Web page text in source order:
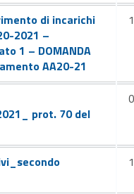
di incarichi
2021 –
1 – DOMANDA
AA20-21
prot. 70 del